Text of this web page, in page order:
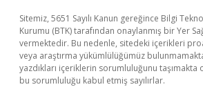
Sitemiz, 5651 Sayılı Kanun gereğince Bilgi
Kurumu (BTK) tarafından onaylanmış bir Yer
vermektedir. Bu nedenle, sitedeki içerikleri
veya araştırma yükümlülüğümüz
yazdıkları içeriklerin sorumluluğunu
bu sorumluluğu kabul etmiş sayılırlar.